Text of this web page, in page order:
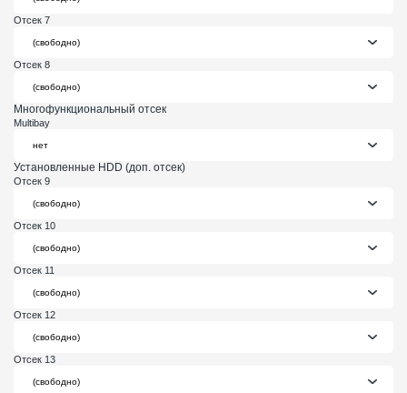
Отсек 7
Отсек 8
Многофункциональный отсек
Multibay
Установленные HDD (доп. отсек)
Отсек 9
Отсек 10
Отсек 11
Отсек 12
Отсек 13